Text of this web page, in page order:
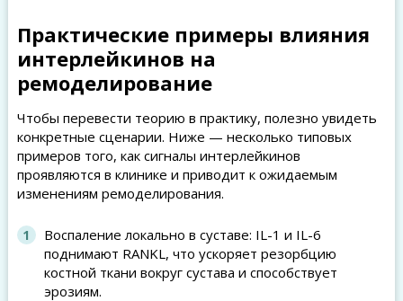
Практические примеры влияния
интерлейкинов на
ремоделирование
Чтобы перевести теорию в практику, полезно увидеть
конкретные сценарии. Ниже — несколько типовых
примеров того, как сигналы интерлейкинов
проявляются в клинике и приводит к ожидаемым
изменениям ремоделирования.
Воспаление локально в суставе: IL-1 и IL-6
поднимают RANKL, что ускоряет резорбцию
костной ткани вокруг сустава и способствует
эрозиям.